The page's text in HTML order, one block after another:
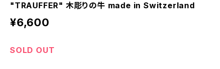
"TRAUFFER" 木彫りの牛 made in Switzerland
¥6,600
SOLD OUT